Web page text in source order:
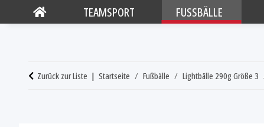
TEAMSPORT FUSSBÄLLE
Zurück zur Liste Startseite Fußbälle Lightbälle 290g Größe 3